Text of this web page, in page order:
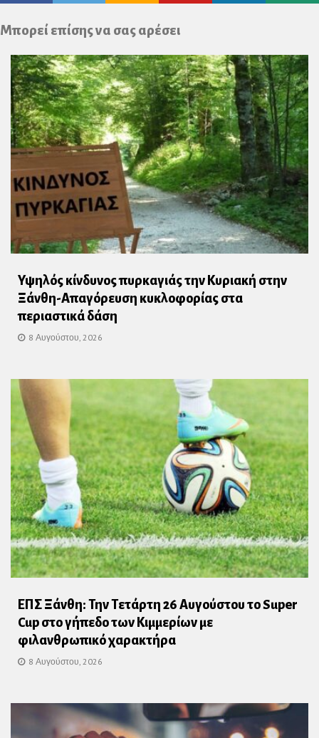
Plus
Μπορεί επίσης να σας αρέσει
Υψηλός κίνδυνος πυρκαγιάς την Κυριακή στην
Ξάνθη-Απαγόρευση κυκλοφορίας στα
περιαστικά δάση
8 Αυγούστου, 2026
ΕΠΣ Ξάνθη: Την Τετάρτη 26 Αυγούστου το Super
Cup στο γήπεδο των Κιμμερίων με
φιλανθρωπικό χαρακτήρα
8 Αυγούστου, 2026